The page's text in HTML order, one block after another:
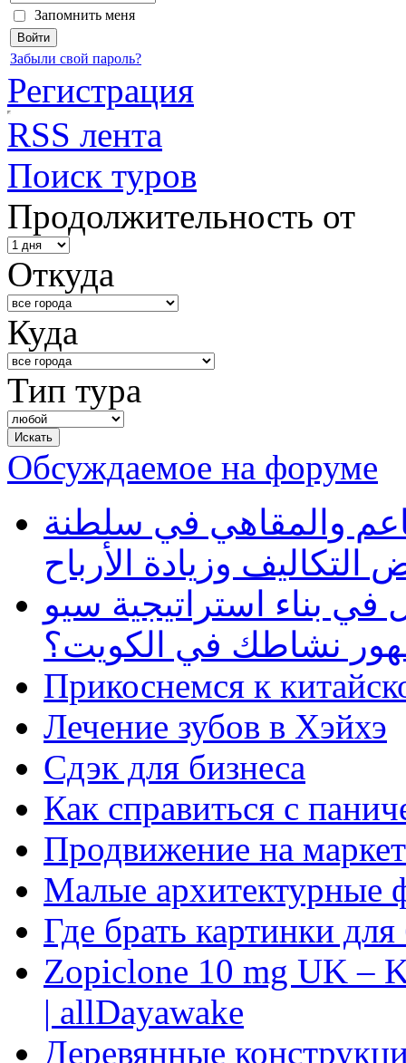
Запомнить меня
Забыли свой пароль?
Регистрация
RSS лента
Поиск туров
Продолжительность от
Откуда
Куда
Тип тура
Обсуждаемое на форуме
والمقاهي في سلطنة
وزيادة الأرباح
بناء استراتيجية سيو
نشاطك في الكويت؟
Прикоснемся к
Лечение зубов в Хэйхэ
Сдэк для бизнеса
Как справиться с
Продвижение на
Малые архитектурные
Где брать картинки
Zopiclone 10 mg UK –
| allDayawake
Деревянные